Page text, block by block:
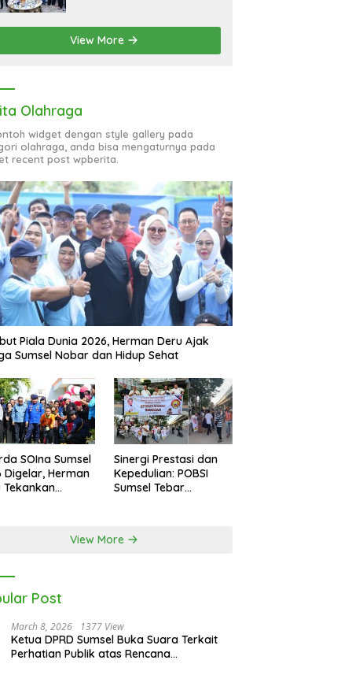
View More
Olahraga
widget dengan style gallery pada
olahraga, anda bisa mengaturnya pada
recent post wpberita.
Piala Dunia 2026, Herman Deru Ajak
Sumsel Nobar dan Hidup Sehat
SOIna Sumsel
Digelar, Herman
Tekankan
Sinergi Prestasi dan
Kepedulian: POBSI
Sumsel Tebar
View More
Post
March 8, 2026 1377 View
Ketua DPRD Sumsel Buka Suara Terkait
Perhatian Publik atas Rencana